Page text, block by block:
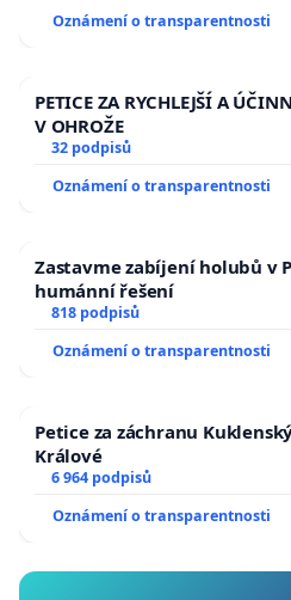
Oznámení o transparentnosti
PETICE ZA RYCHLEJŠÍ A
V OHROŽE
32 podpisů
Oznámení o transparentnosti
Zastavme zabíjení holubů v
humánní řešení
818 podpisů
Oznámení o transparentnosti
Petice za záchranu
Králové
6 964 podpisů
Oznámení o transparentnosti